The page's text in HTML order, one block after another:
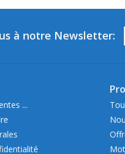
à notre Newsletter:
...